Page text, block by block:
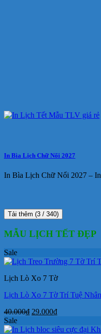
In Bìa Lịch Chữ Nổi 2027
In Bìa Lịch Chữ Nổi 2027 –
Tải thêm (3 / 340)
MẪU LỊCH TẾT ĐẸP
Sale
Lịch Lò Xo 7 Tờ
Lịch Lò Xo 7 Tờ Trí Tuệ
40.000₫ Giá
là:
29.000₫Giá
tại
Sale